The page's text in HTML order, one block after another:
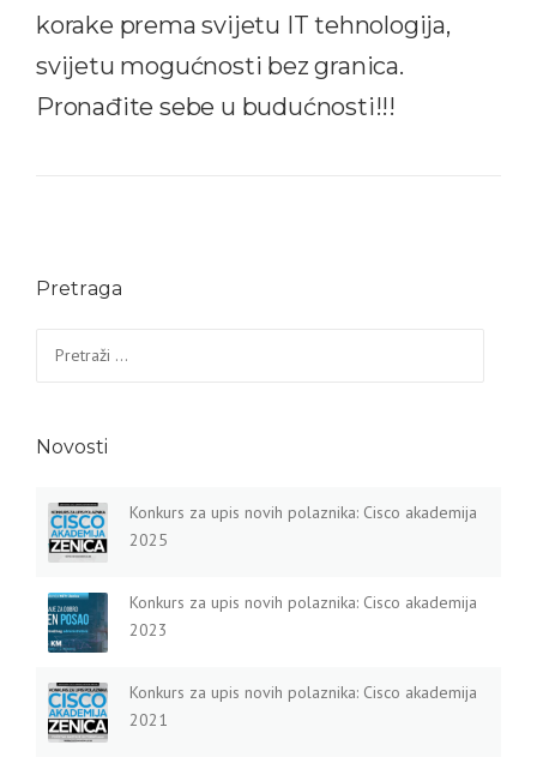
korake prema svijetu IT tehnologija,
svijetu mogućnosti bez granica.
Pronađite sebe u budućnosti!!!
Pretraga
Novosti
Konkurs za upis novih polaznika: Cisco akademija
2025
Konkurs za upis novih polaznika: Cisco akademija
2023
Konkurs za upis novih polaznika: Cisco akademija
2021